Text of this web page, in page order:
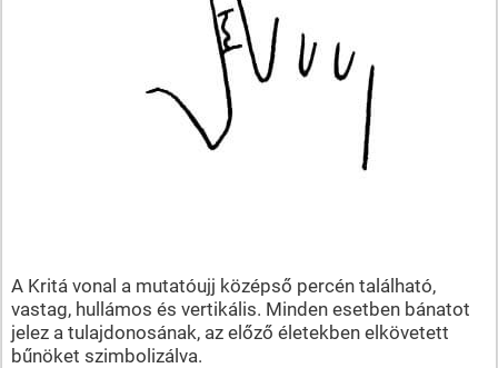
A Kritá vonal a mutatóujj középső percén található,
vastag, hullámos és vertikális. Minden esetben bánatot
jelez a tulajdonosának, az előző életekben elkövetett
bűnöket szimbolizálva.